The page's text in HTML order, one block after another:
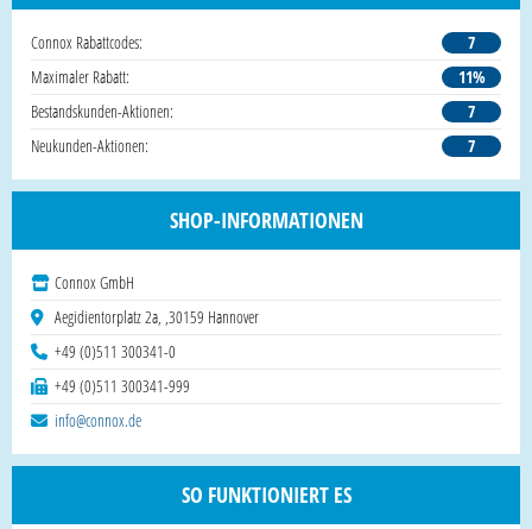
Connox Rabattcodes:
7
Maximaler Rabatt:
11%
Bestandskunden-Aktionen:
7
Neukunden-Aktionen:
7
SHOP-INFORMATIONEN
Connox GmbH
Aegidientorplatz 2a, ,30159 Hannover
+49 (0)511 300341-0
+49 (0)511 300341-999
info@connox.de
SO FUNKTIONIERT ES